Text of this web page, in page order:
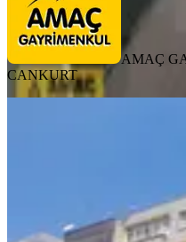
AMAÇ
CANKURT
2.750.000 ₺